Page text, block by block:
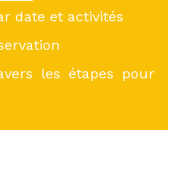
date et activités
les étapes pour